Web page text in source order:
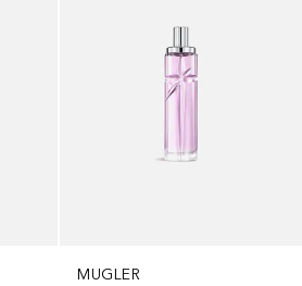
MUGLER